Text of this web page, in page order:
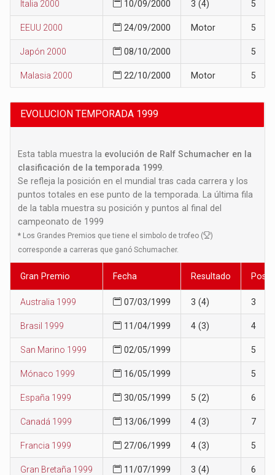
Italia 2000 10/09/2000 3 (4) 5
EEUU 2000 24/09/2000 Motor 5
Japón 2000 08/10/2000 5
Malasia 2000 22/10/2000 Motor 5
EVOLUCION TEMPORADA 1999
Esta tabla muestra la evolución de Ralf Schumacher en la
clasificación de la temporada 1999
Se refleja la posición en el mundial tras cada carrera y los
puntos totales en ese punto de la temporada. La última fila
de la tabla muestra su posición y puntos al final del
campeonato de 1999
* Los Grandes Premios que tiene el simbolo de trofeo (
)
corresponde a carreras que ganó Schumacher.
Gran Premio Fecha Resultado
Australia 1999 07/03/1999 3 (4) 3
Brasil 1999 11/04/1999 4 (3) 4
San Marino 1999 02/05/1999 5
Mónaco 1999 16/05/1999 5
España 1999 30/05/1999 5 (2) 6
Canadá 1999 13/06/1999 4 (3) 7
Francia 1999 27/06/1999 4 (3) 5
Gran Bretaña 1999 11/07/1999 3 (4) 6